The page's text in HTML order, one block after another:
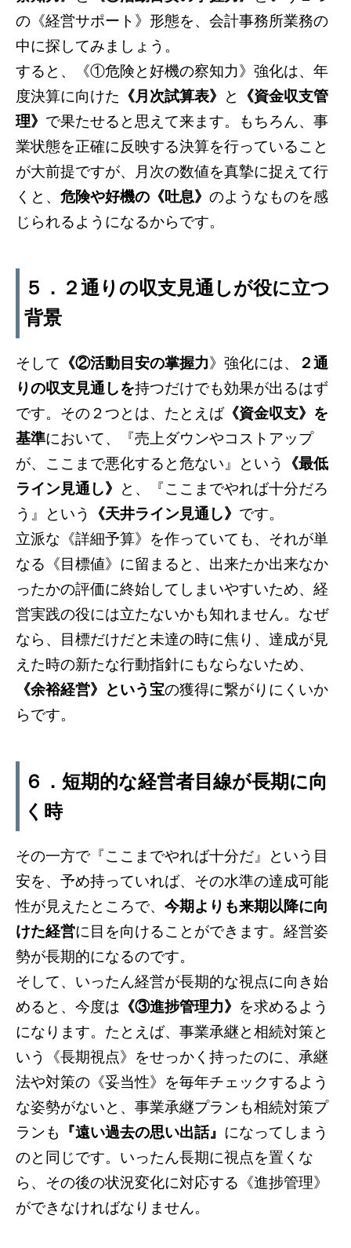
の《経営サポート》形態を、会計事務所業務の
中に探してみましょう。
すると、《①危険と好機の察知力》強化は、年
度決算に向けた 《月次試算表》 と
《資金収支管
理》 で果たせると思えて来ます。もちろん、事
業状態を正確に反映する決算を行っていること
が大前提ですが、月次の数値を真摯に捉えて行
くと、 危険や好機の《吐息》 のようなものを感
じられるようになるからです。
５．２通りの収支見通しが役に立つ
背景
そして 《②活動目安の掌握力》強化には、
２通
りの収支見通しを持つだけでも効果が出るはず
です。その２つとは、たとえば《資金収支》を
基準において、『売上ダウンやコストアップ
が、ここまで悪化すると危ない』という
《最低
ライン見通し》
と、『ここまでやれば十分だろ
う』という
《天井ライン見通し》 です。
立派な《詳細予算》を作っていても、それが単
なる《目標値》に留まると、出来たか出来なか
ったかの評価に終始してしまいやすいため、経
営実践の役には立たないかも知れません。なぜ
なら、目標だけだと未達の時に焦り、達成が見
えた時の新たな行動指針にもならないため、
《余裕経営》という宝の獲得に繋がりにくいか
らです。
６．短期的な経営者目線が長期に向
く時
その一方で『ここまでやれば十分だ』という目
安を、予め持っていれば、その水準の達成可能
性が見えたところで、 今期よりも来期以降に向
けた経営に目を向けることができます。経営姿
勢が長期的になるのです。
そして、いったん経営が長期的な視点に向き始
めると、今度は 《③進捗管理力》 を求めるよう
になります。たとえば、事業承継と相続対策と
いう《長期視点》をせっかく持ったのに、承継
法や対策の《妥当性》を毎年チェックするよう
な姿勢がないと、事業承継プランも相続対策プ
ランも
『遠い過去の思い出話』 になってしまう
のと同じです。いったん長期に視点を置くな
ら、その後の状況変化に対応する《進捗管理》
ができなければなりません。